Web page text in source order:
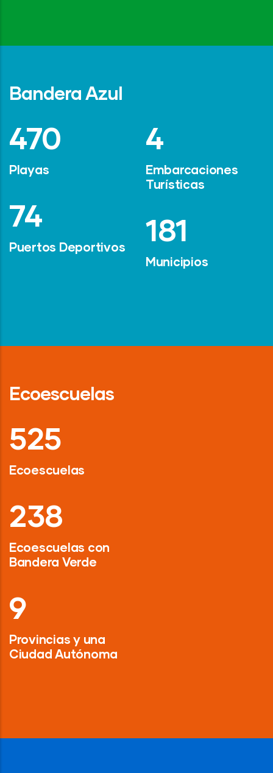
Bandera Azul
642
Playas
101
Puertos Deportivos
6
Embarcaciones
Turísticas
247
Municipios
Ecoescuelas
718
Ecoescuelas
326
Ecoescuelas con
Bandera Verde
13
Provincias y una
Ciudad Autónoma